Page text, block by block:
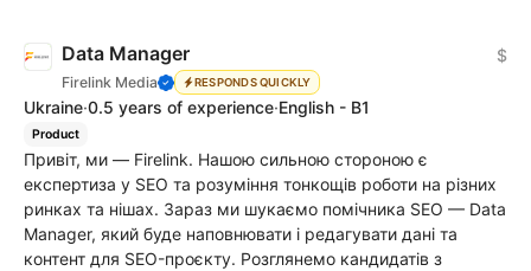
Data Manager
Firelink Media RESPONDS QUICKLY
$
Ukraine·0.5 years of experience·English - B1
Product
Привіт, ми — Firelink. Нашою сильною стороною є
експертиза у SEO та розуміння тонкощів роботи на різних
ринках та нішах. Зараз ми шукаємо помічника SEO — Data
Manager, який буде наповнювати і редагувати дані та
контент для SEO-проєкту. Розглянемо кандидатів з